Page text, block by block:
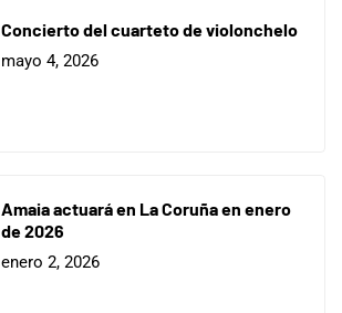
Concierto del cuarteto de violonchelo
mayo 4, 2026
Amaia actuará en La Coruña en enero
de 2026
enero 2, 2026